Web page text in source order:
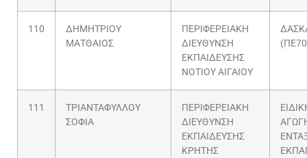
110
ΔΗΜΗΤΡΙΟΥ
ΜΑΤΘΑΙΟΣ
ΠΕΡΙΦΕΡΕΙΑΚΗ
ΔΙΕΥΘΥΝΣΗ
ΕΚΠΑΙΔΕΥΣΗΣ
ΝΟΤΙΟΥ ΑΙΓΑΙΟΥ
111
ΤΡΙΑΝΤΑΦΥΛΛΟΥ
ΣΟΦΙΑ
ΠΕΡΙΦΕΡΕΙΑΚΗ
ΔΙΕΥΘΥΝΣΗ
ΕΚΠΑΙΔΕΥΣΗΣ
ΚΡΗΤΗΣ